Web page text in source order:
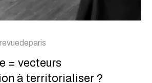
revuedeparis
= vecteurs
à territorialiser ?